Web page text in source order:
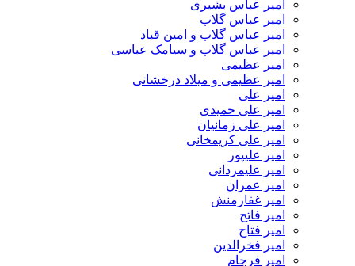
امیر عباس بشیری
امیر عباس گلاب
امیر عباس گلاب و امین قباد
امیر عباس گلاب و سیامک عباسی
امیر عظیمی
امیر عظیمی و میلاد درخشانی
امیر علی
امیر علی حمیدی
امیر علی زمانیان
امیر علی کریمخانی
امیر علیپور
امیر علیمردانی
امیر عمران
امیر غفارمنش
امیر فاتح
امیر فتاح
امیر فخرالدین
امیر فرجام